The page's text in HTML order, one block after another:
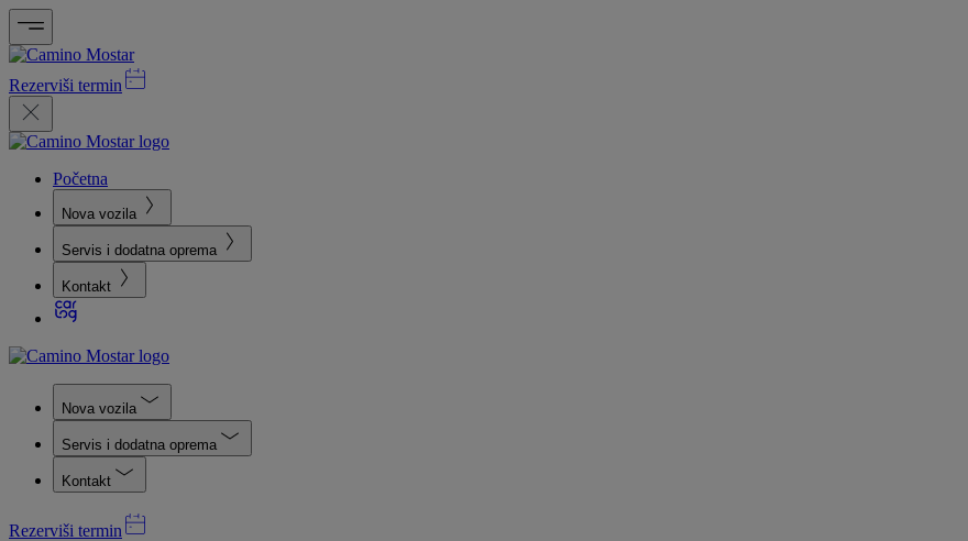
Rezerviši termin
Početna
Nova vozila
Servis i dodatna oprema
Kontakt
Nova vozila
Servis i dodatna oprema
Kontakt
Rezerviši termin